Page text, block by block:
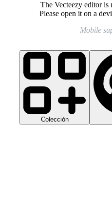
The Vecteezy editor is
Please open it on a
Mobile
Colección